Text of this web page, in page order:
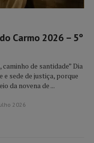
Carmo 2026 – 5º
de santidade” Dia
e sede de justiça, porque
da novena de ...
2026